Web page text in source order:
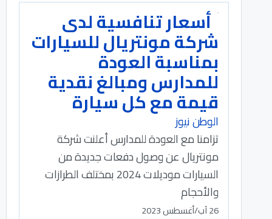
أسعار تنافسية لدى
شركة مونتريال للسيارات
بمناسبة العودة
للمدارس ومبالغ نقدية
قيمة مع كل سيارة
الوطن نيوز
تزامنا مع العودة للمدارس أعلنت شركة
مونتريال عن وصول دفعات جديدة من
السيارات موديلات 2024 بمختلف الطرازات
والأحجام
26 آب/أغسطس 2023